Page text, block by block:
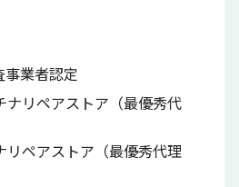
事業者認定
リペアストア（最優秀代
ペアストア（最優秀代理